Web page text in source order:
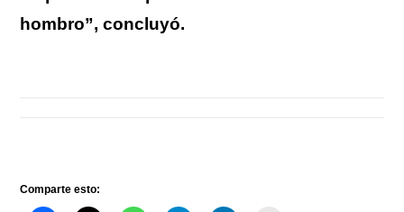
hombro”, concluyó.
Comparte esto: